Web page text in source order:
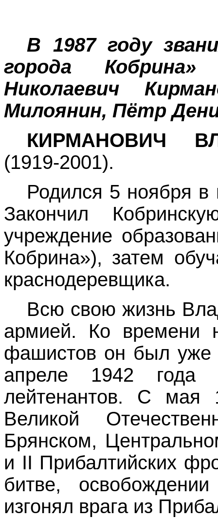
В 1987 году
города Кобрина»
Николаевич
Милоянин, Пётр
КИРМАНОВИЧ
(1919-2001).
Родился 5 ноября в
Закончил
учреждение
Кобрина»), затем
краснодеревщика.
Всю свою жизнь
армией. Ко времени
фашистов он был уже
апреле 1942 года
лейтенантов. С мая
Великой
Брянском,
и II Прибалтийских
битве,
изгонял врага из